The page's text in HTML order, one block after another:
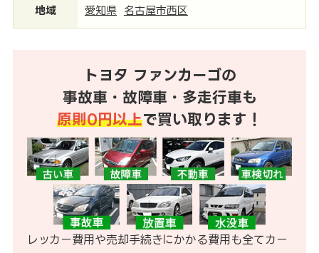
地域 愛知県 名古屋市西区
トヨタ ファンカーゴの
事故車・故障車・多走行車も
原則0円以上で買い取ります！
レッカー費用や売却手続きにかかる費用も全てカー